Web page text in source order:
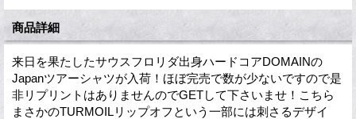
商品詳細
来日を果たしたサウスフロリダ出身ハードコアDOMAINの
Japanツアーシャツが入荷！ほぼ完売で数が少ないですので是
非リプリントはありませんのでGETして下さいませ！こちら
まさかのTURMOILリップオフという一部には刺さるデザイ